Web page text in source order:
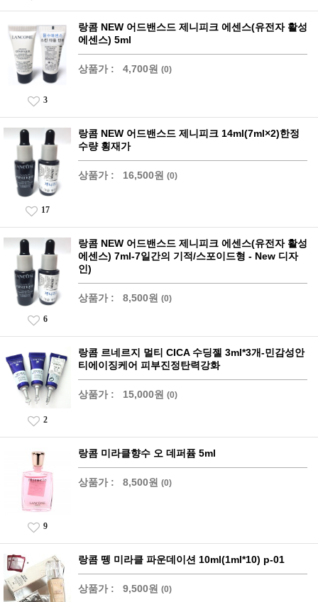
랑콤 NEW 어드밴스드 제니피크 에센스(유전자 활성
에센스) 5ml
상품가 : 4,700원 (0)
3
랑콤 NEW 어드밴스드 제니피크 14ml(7ml×2)한정
수량 횡재가
상품가 : 16,500원 (0)
17
랑콤 NEW 어드밴스드 제니피크 에센스(유전자 활성
에센스) 7ml-7일간의 기적/스포이드형 - New 디자
인)
상품가 : 8,500원 (0)
6
랑콤 르네르지 멀티 CICA 수딩젤 3ml*3개-민감성안
티에이징케어 피부진정탄력강화
상품가 : 15,000원 (0)
2
랑콤 미라클향수 오 데퍼퓸 5ml
상품가 : 8,500원 (0)
9
랑콤 뗑 미라클 파운데이션 10ml(1ml*10) p-01
상품가 : 9,500원 (0)